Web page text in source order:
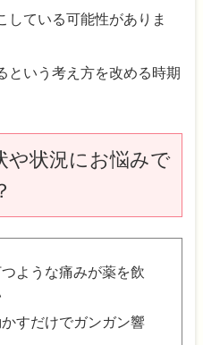
している可能性がありま
という考え方を改める時期
や状況にお悩みで
ような痛みが薬を飲
すだけでガンガン響